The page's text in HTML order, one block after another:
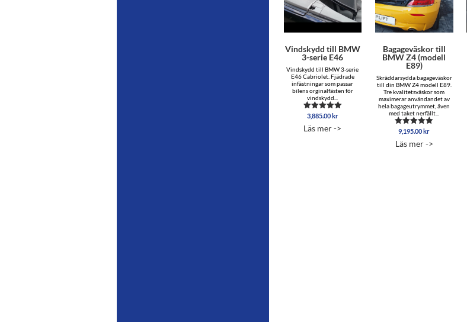
Vindskydd till BMW
3-serie E46
Vindskydd till BMW 3-serie
E46 Cabriolet. Fjädrade
infästningar som passar
bilens orginalfästen för
vindskydd...
Betygsatt
av 5
3,885.00 kr
Läs mer ->
Bagageväskor till
BMW Z4 (modell
E89)
Skräddarsydda bagageväskor
till din BMW Z4 modell E89.
Tre kvalitetsväskor som
maximerar användandet av
hela bagageutrymmet, även
med taket nerfällt...
Betygsatt
av 5
9,195.00 kr
Läs mer ->